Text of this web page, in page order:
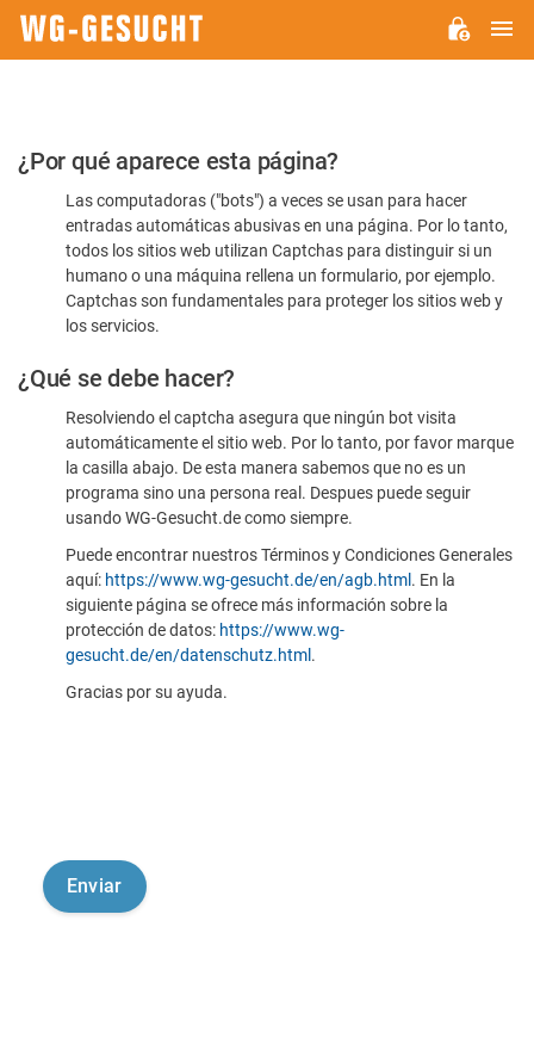
Por
favor,
confirme
humano
¿Por qué aparece esta página?
Las computadoras ("bots") a veces se usan para hacer
entradas automáticas abusivas en una página. Por lo tanto,
todos los sitios web utilizan Captchas para distinguir si un
humano o una máquina rellena un formulario, por ejemplo.
Captchas son fundamentales para proteger los sitios web y
los servicios.
¿Qué se debe hacer?
Resolviendo el captcha asegura que ningún bot visita
automáticamente el sitio web. Por lo tanto, por favor marque
la casilla abajo. De esta manera sabemos que no es un
programa sino una persona real. Despues puede seguir
usando WG-Gesucht.de como siempre.
Puede encontrar nuestros Términos y Condiciones Generales
aquí: https://www.wg-gesucht.de/en/agb.html . En la
siguiente página se ofrece más información sobre la
protección de datos: https://www.wg-
gesucht.de/en/datenschutz.html .
Gracias por su ayuda.